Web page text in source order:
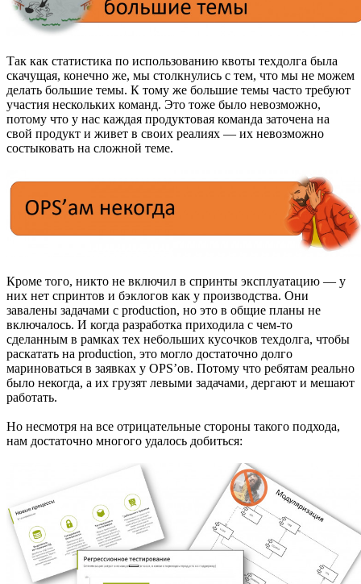
Так как статистика по использованию квоты техдолга была
скачущая, конечно же, мы столкнулись с тем, что мы не можем
делать большие темы. К тому же большие темы часто требуют
участия нескольких команд. Это тоже было невозможно,
потому что у нас каждая продуктовая команда заточена на
свой продукт и живет в своих реалиях — их невозможно
состыковать на сложной теме.
Кроме того, никто не включил в спринты эксплуатацию — у
них нет спринтов и бэклогов как у производства. Они
завалены задачами с production, но это в общие планы не
включалось. И когда разработка приходила с чем-то
сделанным в рамках тех небольших кусочков техдолга, чтобы
раскатать на production, это могло достаточно долго
мариноваться в заявках у OPS’ов. Потому что ребятам реально
было некогда, а их грузят левыми задачами, дергают и мешают
работать.
Но несмотря на все отрицательные стороны такого подхода,
нам достаточно многого удалось добиться: